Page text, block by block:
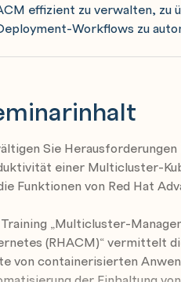
effizient zu verwalten, zu
Workflows zu
Sie
einer Multicluster-
Funktionen von Red Hat
Training „Multicluster-
(RHACM)“ vermittelt
von containerisierten